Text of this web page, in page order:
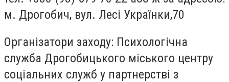
м. Дрогобич, вул. Лесі Українки,70
Організатори заходу: Психологічна
служба Дрогобицького міського центру
соціальних служб у партнерстві з